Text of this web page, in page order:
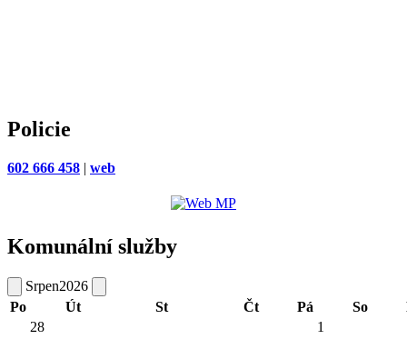
Policie
602 666 458 | web
Komunální služby
Srpen2026
Po
Út St Čt Pá So
28
1